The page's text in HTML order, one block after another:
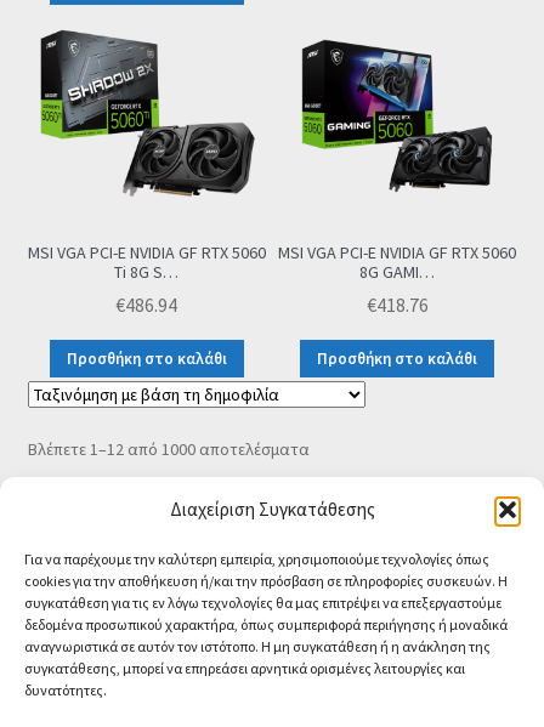
Διαχείριση Συγκατάθεσης
Για να παρέχουμε την καλύτερη εμπειρία, χρησιμοποιούμε τεχνολογίες όπως
cookies για την αποθήκευση ή/και την πρόσβαση σε πληροφορίες συσκευών. Η
συγκατάθεση για τις εν λόγω τεχνολογίες θα μας επιτρέψει να επεξεργαστούμε
δεδομένα προσωπικού χαρακτήρα, όπως συμπεριφορά περιήγησης ή μοναδικά
αναγνωριστικά σε αυτόν τον ιστότοπο. Η μη συγκατάθεση ή η ανάκληση της
συγκατάθεσης, μπορεί να επηρεάσει αρνητικά ορισμένες λειτουργίες και
δυνατότητες.
MSI VGA PCI-E NVIDIA GF RTX 5060
Ti 8G S…
€486.94
Προσθήκη στο καλάθι
MSI VGA PCI-E NVIDIA GF RTX 5060
8G GAMI…
€418.76
Προσθήκη στο καλάθι
Βλέπετε 1–12 από 1000 αποτελέσματαSorted
by
popularity